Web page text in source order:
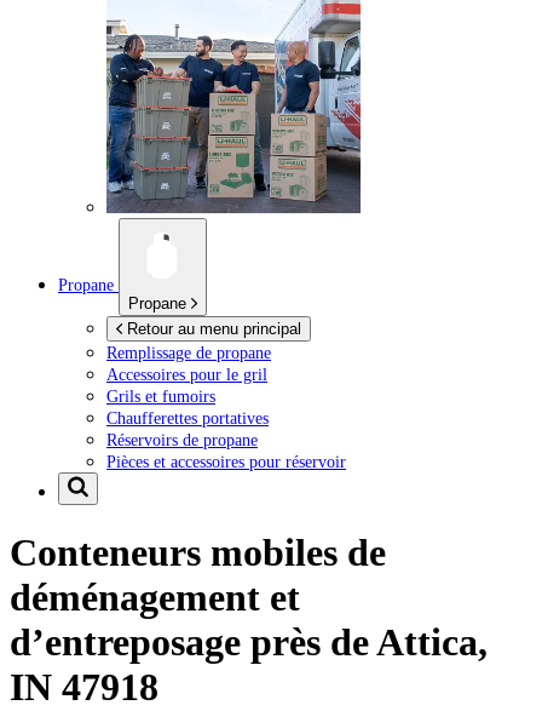
Propane
Propane
Retour au menu principal
Remplissage de propane
Accessoires pour le gril
Grils et fumoirs
Chaufferettes portatives
Réservoirs de propane
Pièces et accessoires pour réservoir
Conteneurs mobiles de
déménagement et
d’entreposage près deAttica,
IN 47918